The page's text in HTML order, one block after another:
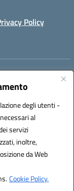
degli utenti -
al
servizi
inoltre,
da Web
Cookie Policy.
Policy
S.r.l.
Italia